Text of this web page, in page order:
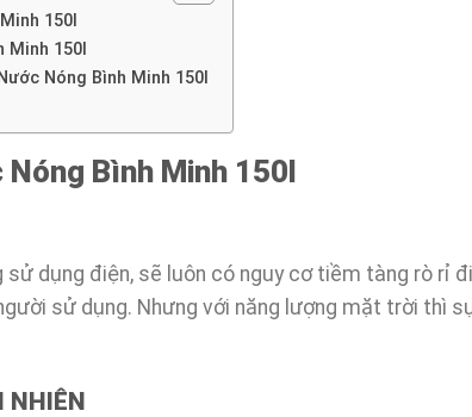
150l
Minh 150l
Nóng Bình Minh 150l
Bình Minh 150l
sử dụng điện, sẽ luôn có nguy cơ tiềm tàng rò rỉ
sử dụng. Nhưng với năng lượng mặt trời thì
NHIÊN